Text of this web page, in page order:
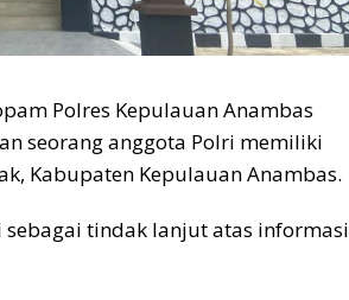
Polres Kepulauan Anambas
seorang anggota Polri memiliki
Kabupaten Kepulauan Anambas.
tindak lanjut atas informasi